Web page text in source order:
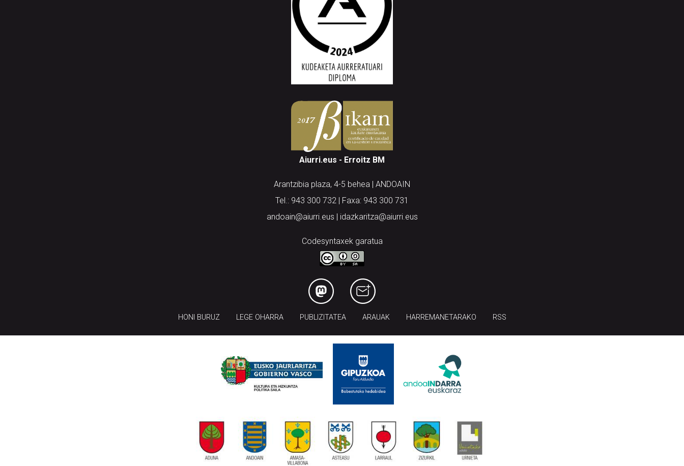
Aiurri.eus - Erroitz BM
Arantzibia plaza, 4-5 behea | ANDOAIN
Tel.: 943 300 732 | Faxa: 943 300 731
andoain@aiurri.eus | idazkaritza@aiurri.eus
Codesyntaxek garatua
HONI BURUZ LEGE OHARRA PUBLIZITATEA ARAUAK HARREMANETARAKO RSS